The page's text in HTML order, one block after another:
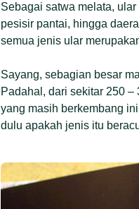
Sebagai satwa melata,
pesisir pantai, hingga
semua jenis ular
Sayang, sebagian besar
Padahal, dari sekitar 250
yang masih berkembang
dulu apakah jenis itu